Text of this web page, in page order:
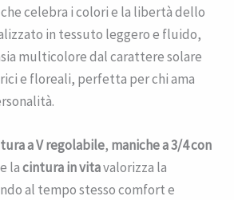
celebra i colori e la libertà dello
in tessuto leggero e fluido,
multicolore dal carattere solare
e floreali, perfetta per chi ama
a V regolabile, maniche a 3/4 con
e lacintura in vitavalorizza la
al tempo stesso comfort e